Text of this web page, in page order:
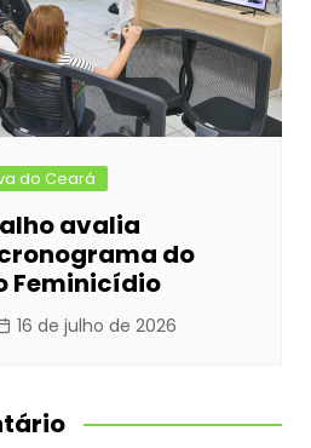
do Ceará
avalia
do
Feminicídio
16 de julho de 2026